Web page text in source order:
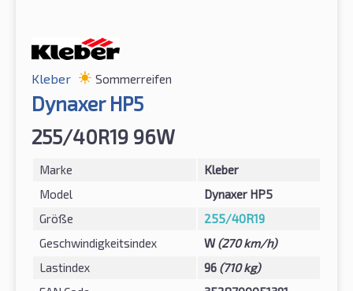
Kleber Sommerreifen
Dynaxer HP5
255/40R19 96W
Marke
Kleber
Model
Dynaxer HP5
Größe
255/40R19
Geschwindigkeitsindex
W(270 km/h)
Lastindex
96 (710 kg)